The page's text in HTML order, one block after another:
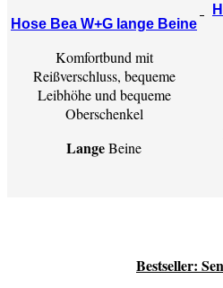
Hose Bea W+G lange Beine
Komfortbund mit
Reißverschluss, bequeme
Leibhöhe und bequeme
Oberschenkel
LangeBeine
Bestseller: